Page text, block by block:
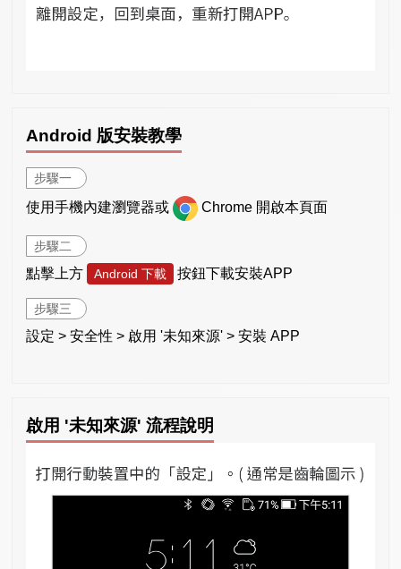
Android 版安裝教學
步驟一
使用手機內建瀏覽器或 Chrome 開啟本頁面
步驟二
點擊上方 Android 下載 按鈕下載安裝APP
步驟三
設定 > 安全性 > 啟用 '未知來源' > 安裝 APP
啟用 '未知來源' 流程說明